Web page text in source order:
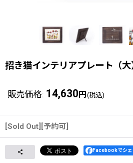
招き猫インテリアプレート（大
販売価格: 14,630 円 (税込)
[Sold Out][予約可]
Facebookでシェ